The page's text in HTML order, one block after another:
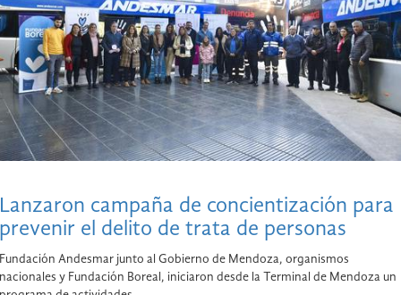
Lanzaron campaña de concientización para
prevenir el delito de trata de personas
Fundación Andesmar junto al Gobierno de Mendoza, organismos
nacionales y Fundación Boreal, iniciaron desde la Terminal de Mendoza un